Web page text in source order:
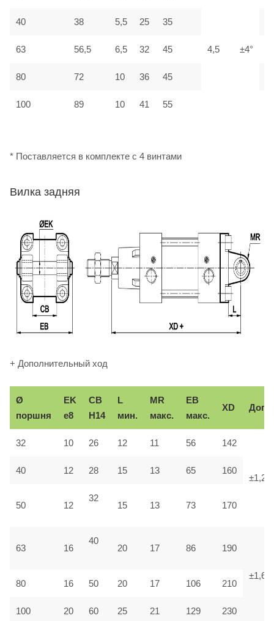
4,5 ±4°
40 38 5,5 25 35
63 56,5 6,5 32 45
80 72 10 36 45
100 89 10 41 55
* Поставляется в комплекте с 4 винтами
Вилка задняя
+ Дополнительный ход
Ø
поршня
EK
e8
CB
H14
L
мин.
MR
макс.
EB
макс.
XD Доп.
32 10 26 12 11 56 142
±1,25
40 12 28 15 13 65 160
50 12
32
15 13 73 170
63 16
40
20 17 86 190
±1,6
80 16 50 20 17 106 210
100 20 60 25 21 129 230